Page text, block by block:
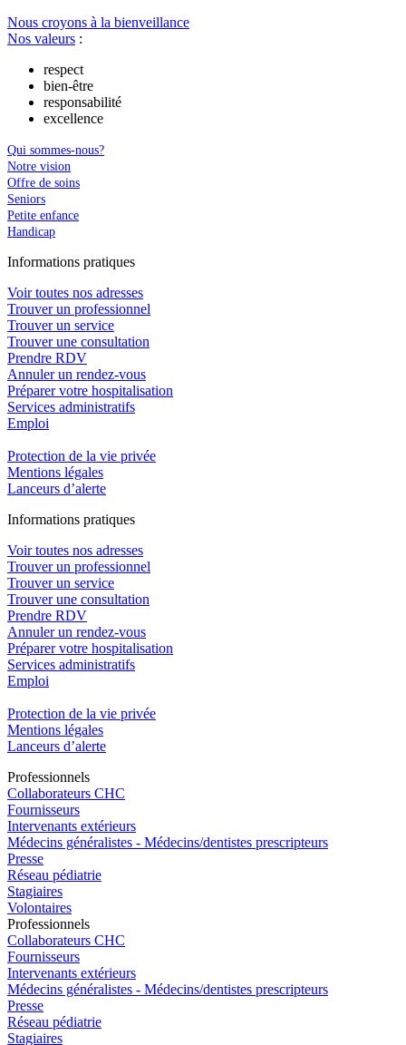
Nous croyons à la bienveillance
Nos valeurs :
respect
bien-être
responsabilité
excellence
Qui sommes-nous?
Notre vision
Offre de soins
Seniors
Petite enfance
Handicap
Informations pratiques
Voir toutes nos adresses
Trouver un professionnel
Trouver un service
Trouver une consultation
Prendre RDV
Annuler un rendez-vous
Préparer votre hospitalisation
Services administratifs
Emploi​
Protection de la vie privée
Mentions légales
Lanceurs d’alerte
Informations pratiques
Voir toutes nos adresses
Trouver un professionnel
Trouver un service
Trouver une consultation
Prendre RDV
Annuler un rendez-vous
Préparer votre hospitalisation
Services administratifs
Emploi​
Protection de la vie privée
Mentions légales
Lanceurs d’alerte
Professionnels
Collaborateurs CHC
Fournisseurs
Intervenants extérieurs
Médecins généralistes - Médecins/dentistes prescripteurs
Presse
Réseau pédiatrie
Stagiaires
Volontaires
Professionnels
Collaborateurs CHC
Fournisseurs
Intervenants extérieurs
Médecins généralistes - Médecins/dentistes prescripteurs
Presse
Réseau pédiatrie
Stagiaires